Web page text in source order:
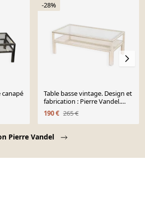
Pierre Vandel
canapé
-28%
Table basse vintage. Design et
fabrication : Pierre Vandel.
France, 1980s
190 € 265 €